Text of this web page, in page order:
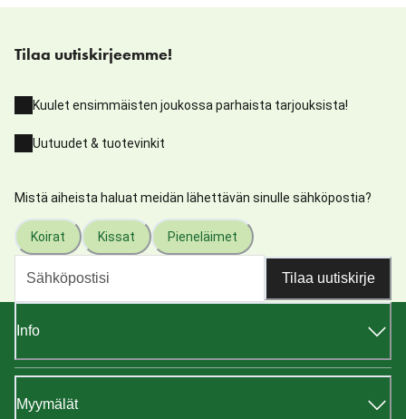
Tilaa uutiskirjeemme!
Kuulet ensimmäisten joukossa parhaista tarjouksista!
Uutuudet & tuotevinkit
Mistä aiheista haluat meidän lähettävän sinulle sähköpostia?
Koirat Kissat Pieneläimet
Tilaa uutiskirje
Info
Myymälät